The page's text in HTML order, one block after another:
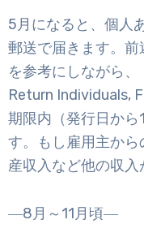
5月になると、個人
郵送で届きます。
を参考にしながら
Return Individuals,
期限内（発行日から
す。もし雇用主か
産収入など他の収入
―8月～11月頃―